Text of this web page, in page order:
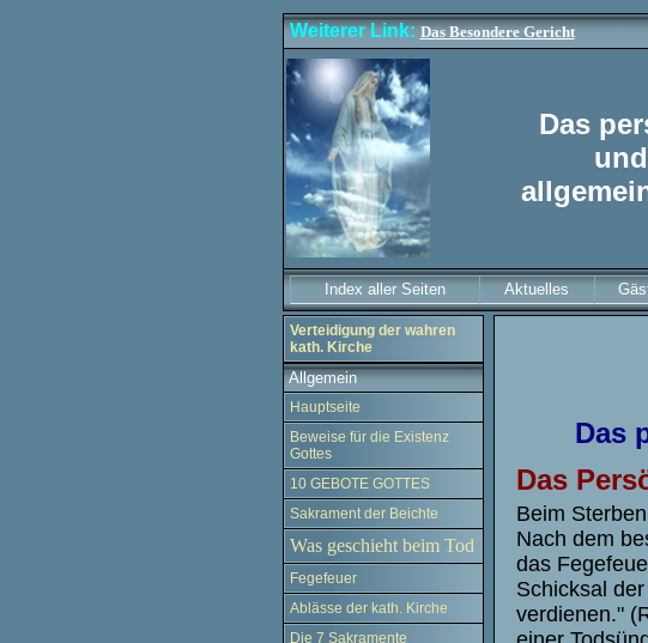
Weiterer Link: Das Besondere Gericht
Das
Index aller Seiten Aktuelles
Verteidigung der wahren
kath. Kirche
Allgemein
Hauptseite
Beweise für die Existenz
Gottes
10 GEBOTE GOTTES
Sakrament der Beichte
Was geschieht beim Tod
Fegefeuer
Ablässe der kath. Kirche
Die 7 Sakramente
Das
Das
Beim
Nach dem
das
Schicksal
verdienen."